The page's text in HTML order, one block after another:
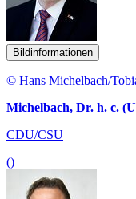
Bildinformationen
© Hans Michelbach/
Michelbach, Dr. h. c.
CDU/CSU
()